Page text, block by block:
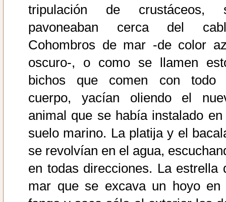
tripulación de crustáceos,
pavoneaban cerca del
Cohombros de mar -de color
oscuro-, o como se llamen
bichos que comen con todo
cuerpo, yacían oliendo el
animal que se había instalado en
suelo marino. La platija y el
se revolvían en el agua,
en todas direcciones. La estrella
mar que se excava un hoyo en